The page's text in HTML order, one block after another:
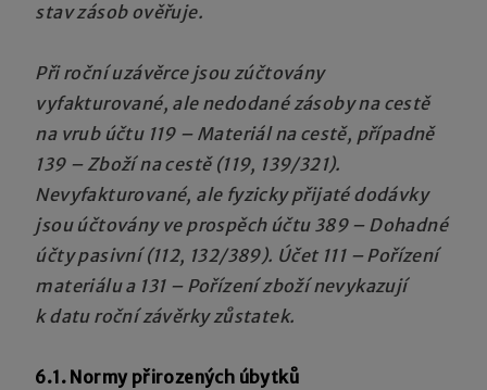
stav zásob ověřuje.
Při roční uzávěrce jsou zúčtovány
vyfakturované, ale nedodané zásoby na cestě
na vrub účtu 119 – Materiál na cestě, případně
139 – Zboží na cestě (119, 139/321).
Nevyfakturované, ale fyzicky přijaté dodávky
jsou účtovány ve prospěch účtu 389 – Dohadné
účty pasivní (112, 132/389). Účet 111 – Pořízení
materiálu a 131 – Pořízení zboží nevykazují
k datu roční závěrky zůstatek.
6.1. Normy přirozených úbytků